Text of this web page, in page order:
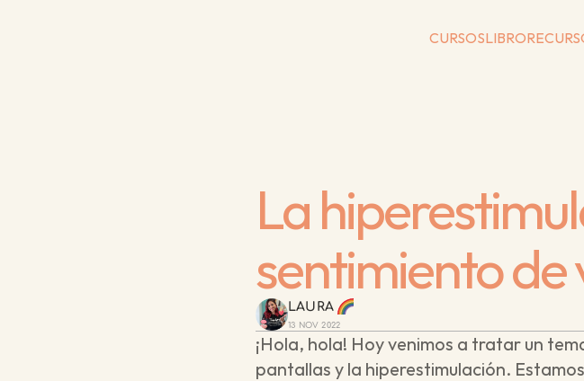
CURSOSLIBRO
La
sentimiento de
LAURA
13 NOV 2022
¡Hola, hola! Hoy venimos a tratar un
pantallas y la hiperestimulación.